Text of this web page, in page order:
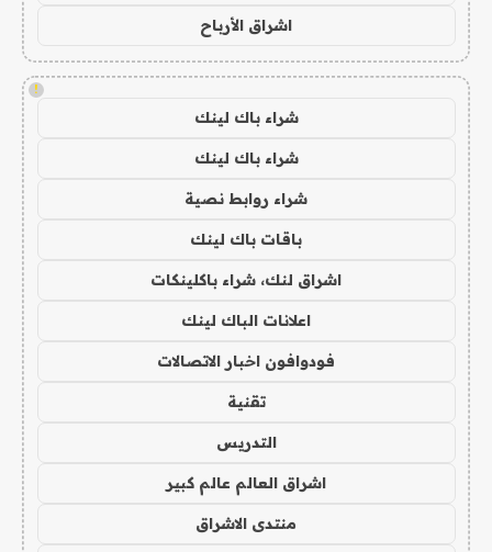
اشراق الأرباح
!
شراء باك لينك
شراء باك لينك
شراء روابط نصية
باقات باك لينك
اشراق لنك، شراء باكلينكات
اعلانات الباك لينك
فودوافون اخبار الاتصالات
تقنية
التدريس
اشراق العالم عالم كبير
منتدى الاشراق